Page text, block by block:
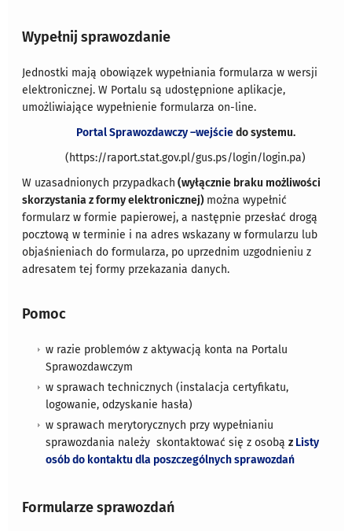
Wypełnij sprawozdanie
Jednostki mają obowiązek wypełniania formularza w wersji
elektronicznej. W Portalu są udostępnione aplikacje,
umożliwiające wypełnienie formularza on-line.
Portal Sprawozdawczy –wejściedo systemu.
(https://raport.stat.gov.pl/gus.ps/login/login.pa)
W uzasadnionych przypadkach (wyłącznie braku możliwości
skorzystania z formy elektronicznej) można wypełnić
formularz w formie papierowej, a następnie przesłać drogą
pocztową w terminie i na adres wskazany w formularzu lub
objaśnieniach do formularza, po uprzednim uzgodnieniu z
adresatem tej formy przekazania danych.
Pomoc
w razie problemów z aktywacją konta na Portalu
Sprawozdawczym
w sprawach technicznych (instalacja certyfikatu,
logowanie, odzyskanie hasła)
w sprawach merytorycznych przy wypełnianiu
sprawozdania należy skontaktować się z osobąz Listy
osób do kontaktu dla poszczególnych sprawozdań
Formularze sprawozdań